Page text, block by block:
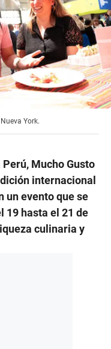
York.
Mucho Gusto
internacional
un evento que se
19 hasta el 21 de
culinaria y